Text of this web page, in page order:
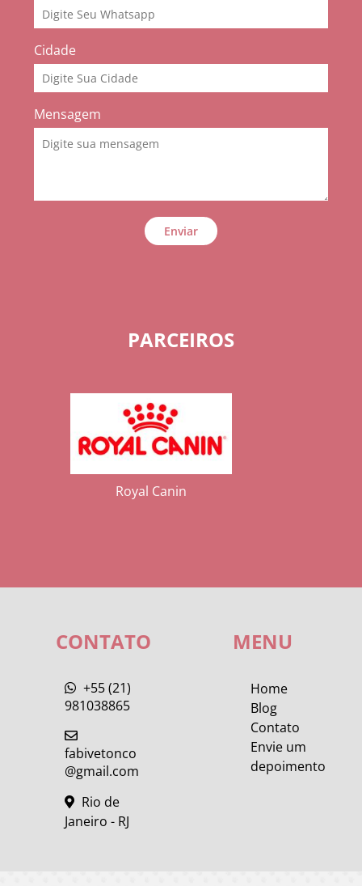
Cidade
Mensagem
Enviar
PARCEIROS
Royal Canin
CONTATO
+55 (21)
981038865
fabivetonco
@gmail.com
Rio de
Janeiro - RJ
MENU
Home
Blog
Contato
Envie um
depoimento